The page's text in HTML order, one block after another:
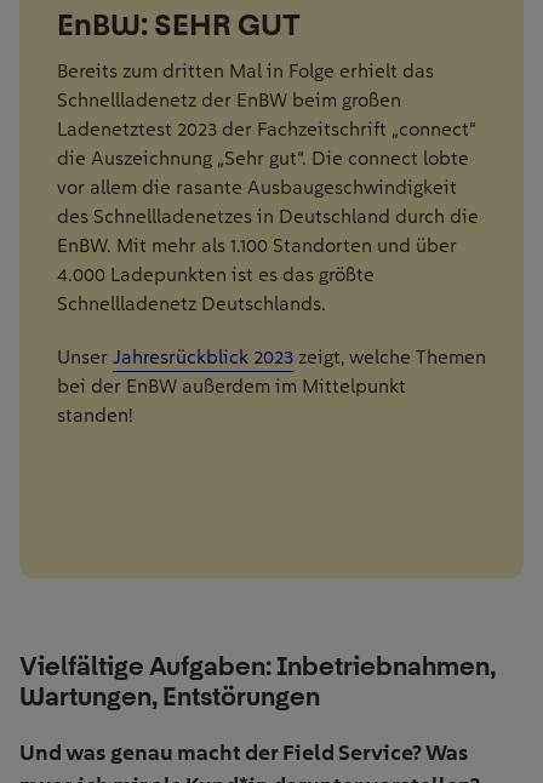
EnBW: SEHR GUT
Bereits zum dritten Mal in Folge erhielt das
Schnellladenetz der EnBW beim großen
Ladenetztest 2023 der Fachzeitschrift „connect“
die Auszeichnung „Sehr gut“. Die connect lobte
vor allem die rasante Ausbaugeschwindigkeit
des Schnellladenetzes in Deutschland durch die
EnBW. Mit mehr als 1.100 Standorten und über
4.000 Ladepunkten ist es das größte
Schnellladenetz Deutschlands.
Unser Jahresrückblick 2023 zeigt, welche Themen
bei der EnBW außerdem im Mittelpunkt
standen!
Vielfältige Aufgaben: Inbetriebnahmen,
Wartungen, Entstörungen
Und was genau macht der Field Service? Was